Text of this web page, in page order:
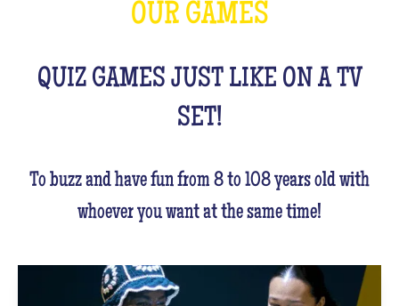
OUR GAMES
QUIZ GAMES JUST LIKE ON A TV
SET!
To buzz and have fun from 8 to 108 years old with
whoever you want at the same time!